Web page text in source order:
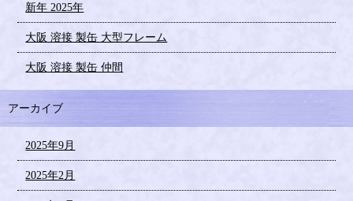
新年 2025年
大阪 溶接 製缶 大型フレーム
大阪 溶接 製缶 仲間
アーカイブ
2025年9月
2025年2月